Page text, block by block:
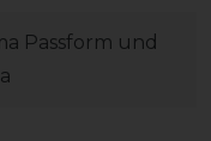
Passform und